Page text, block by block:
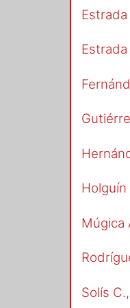
Estrada
Holguín
Múgica
Solís